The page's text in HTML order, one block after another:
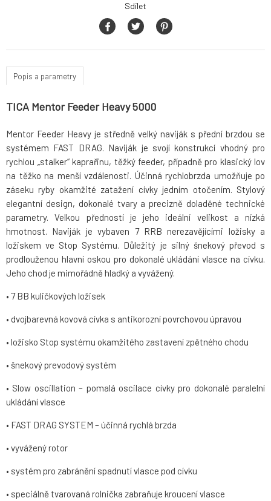
Sdílet
Popis a parametry
TICA Mentor Feeder Heavy 5000
Mentor Feeder Heavy je středně velký naviják s přední brzdou se
systémem FAST DRAG. Naviják je svojí konstrukcí vhodný pro
rychlou „stalker“ kaprařinu, těžký feeder, případně pro klasický lov
na těžko na menší vzdálenosti. Účinná rychlobrzda umožňuje po
záseku ryby okamžité zatažení cívky jedním otočením. Stylový
elegantní design, dokonalé tvary a precizně doladěné technické
parametry. Velkou předností je jeho ideální velikost a nízká
hmotnost. Naviják je vybaven 7 RRB nerezavějícími ložisky a
ložiskem ve Stop Systému. Důležitý je silný šnekový převod s
prodlouženou hlavní oskou pro dokonalé ukládání vlasce na cívku.
Jeho chod je mimořádně hladký a vyvážený.
• 7 BB kuličkových ložisek
• dvojbarevná kovová cívka s antikorozní povrchovou úpravou
• ložisko Stop systému okamžitého zastavení zpětného chodu
• šnekový prevodový systém
• Slow oscillation – pomalá oscilace cívky pro dokonalé paralelní
ukládání vlasce
• FAST DRAG SYSTEM – účinná rychlá brzda
• vyvážený rotor
• systém pro zabránění spadnutí vlasce pod cívku
• speciálně tvarovaná rolnička zabraňuje kroucení vlasce